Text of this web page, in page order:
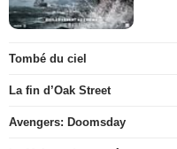
Tombé du ciel
La fin d’Oak Street
Avengers: Doomsday